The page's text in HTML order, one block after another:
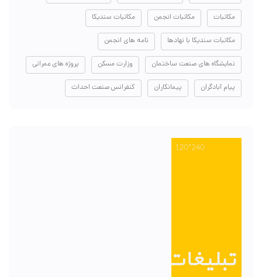
مکاتبات مکاتبات انجمن مکاتبات سندیکا
مکاتبات سندیکا با نهادها نامه های انجمن
نمایشگاه های صنعت ساختمان وزارت مسکن پروژه های عمرانی
پیام آبادگران پیمانکاران کنفرانس صنعت احداث